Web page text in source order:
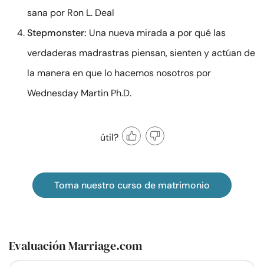
sana por Ron L. Deal
Stepmonster: Una nueva mirada a por qué las
verdaderas madrastras piensan, sienten y actúan de
la manera en que lo hacemos nosotros por
Wednesday Martin Ph.D.
útil?
Toma nuestro curso de matrimonio
Evaluación Marriage.com